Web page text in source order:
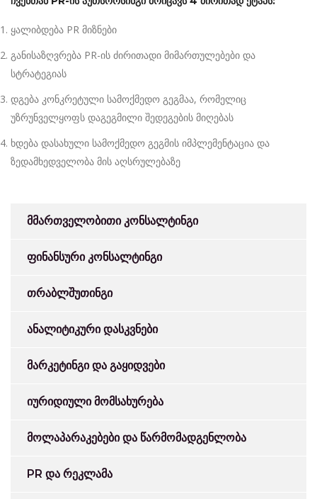
ყალიბდება PR მიზნები
განისაზღვრება PR-ის ძირითადი მიმართულებები და
სტრატეგიას
დგება კონკრეტული სამოქმედო გეგმაა, რომელიც
უზრუნველყოფს დაგეგმილი შედეგების მიღებას
ხდება დასახული სამოქმედო გეგმის იმპლემენტაცია და
ზედამხედველობა მის აღსრულებაზე
მმართველობითი კონსალტინგი
ფინანსური კონსალტინგი
თრაბლშუთინგი
ანალიტიკური დასკვნები
მარკეტინგი და გაყიდვები
იურიდიული მომსახურება
მოლაპარაკებები და წარმომადგენლობა
PR და რეკლამა